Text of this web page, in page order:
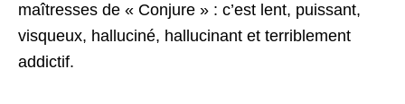
maîtresses de « Conjure » : c’est lent, puissant,
visqueux, halluciné, hallucinant et terriblement
addictif.